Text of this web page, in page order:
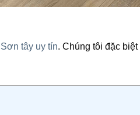
tây uy tín. Chúng tôi đặc